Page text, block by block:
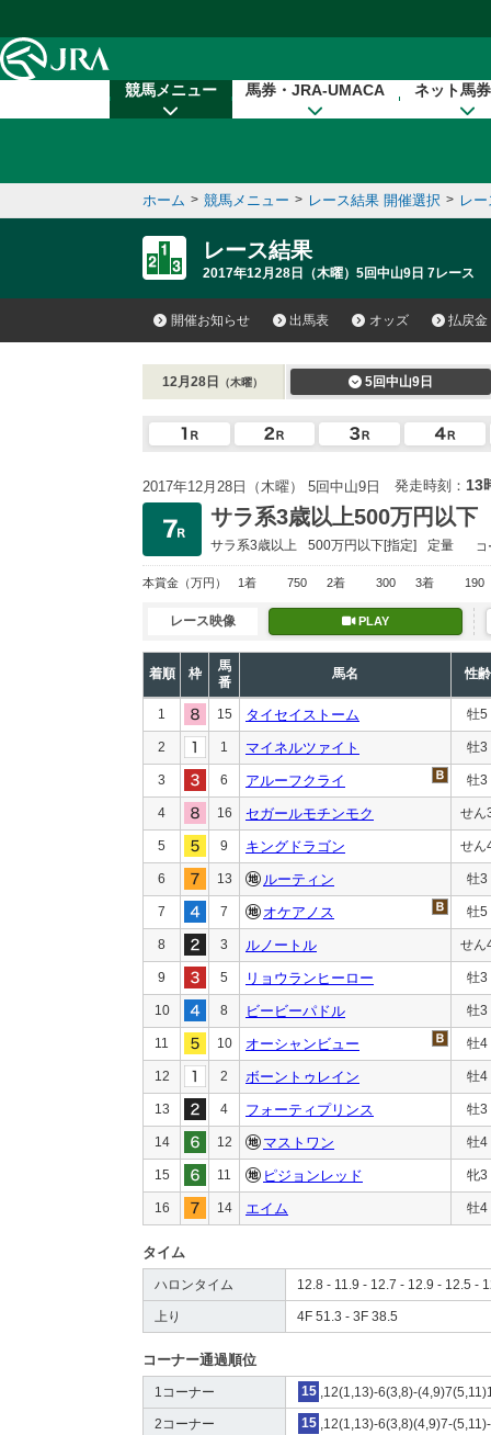
競馬メニュー 馬券・JRA-UMACA ネット馬
ホーム > 競馬メニュー > レース結果 開催選択 > レ
レース結果
2017年12月28日（木曜）5回中山9日 7レース
開催お知らせ 出馬表 オッズ 払戻金
12月28日 （木曜） 5回中山9日
2017年12月28日（木曜） 5回中山9日 発走時刻： 13
サラ系3歳以上500万円以下
サラ系3歳以上 500万円以下[指定] 定量
本賞金 （万円） 1着 750 2着 300 3着 190
レース映像 PLAY
着順 枠
馬
番
馬名 性齢
1 15 タイセイストーム 牡5
2 1 マイネルツァイト 牡3
3 6 アルーフクライ 牡3
4 16 セガールモチンモク せん
5 9 キングドラゴン せん
6 13 ルーティン 牡3
7 7 オケアノス 牡5
8 3 ルノートル せん
9 5 リョウランヒーロー 牡3
10 8 ビービーパドル 牡3
11 10 オーシャンビュー 牡4
12 2 ボーントゥレイン 牡4
13 4 フォーティプリンス 牡3
14 12 マストワン 牡4
15 11 ピジョンレッド 牝3
16 14 エイム 牡4
タイム
ハロンタイム 12.8 - 11.9 - 12.7 - 12.9 - 12.5 -
上り 4F 51.3 - 3F 38.5
コーナー通過順位
1コーナー 15 ,12(1,13)-6(3,8)-
2コーナー 15 ,12(1,13)-6(3,8)(4,9)7-